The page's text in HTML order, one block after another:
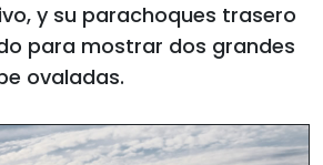
y su parachoques trasero
para mostrar dos grandes
ovaladas.